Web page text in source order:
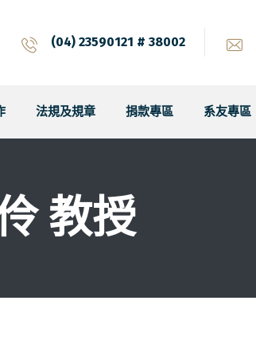
(04) 23590121 # 38002
法規及規章 捐款專區 系友專區
教授